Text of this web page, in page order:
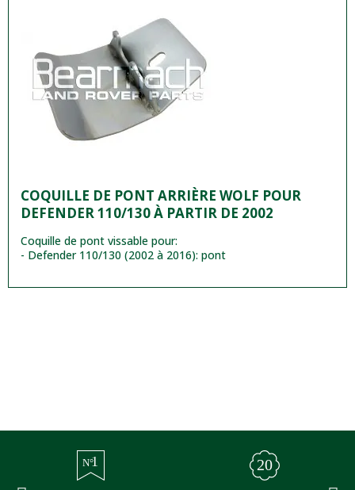
COQUILLE DE PONT ARRIÈRE WOLF POUR
DEFENDER 110/130 À PARTIR DE 2002
Coquille de pont vissable pour:
- Defender 110/130 (2002 à 2016): pont